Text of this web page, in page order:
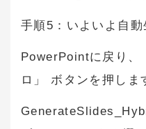
手順5：いよいよ自動
PowerPointに戻り、
ロ」 ボタンを押しま